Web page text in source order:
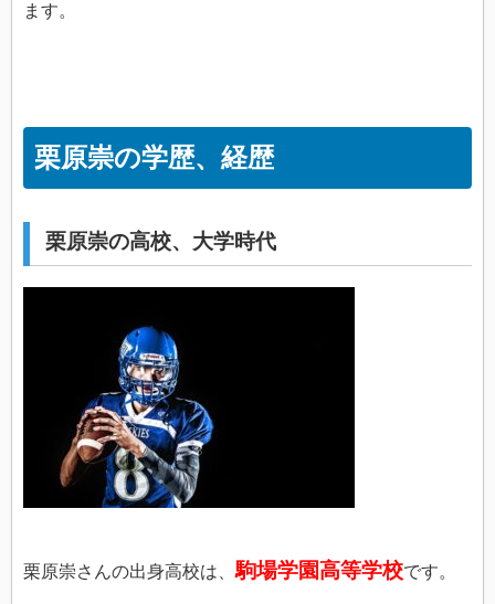
ます。
栗原崇の学歴、経歴
栗原崇の高校、大学時代
栗原崇さんの出身高校は、駒場学園高等学校です。